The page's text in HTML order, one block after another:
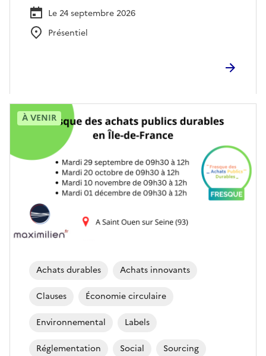
Le 24 septembre 2026
Présentiel
Achats durables Achats innovants
Clauses Économie circulaire
Environnemental Labels
Réglementation Social Sourcing
À VENIR